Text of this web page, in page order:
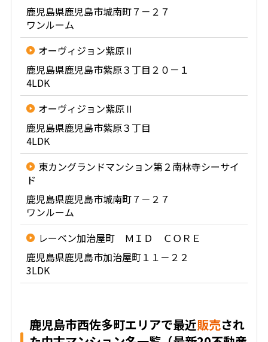
鹿児島県鹿児島市城南町７－２７
ワンルーム
オーヴィジョン紫原Ⅱ
鹿児島県鹿児島市紫原３丁目２０－１
4LDK
オーヴィジョン紫原Ⅱ
鹿児島県鹿児島市紫原３丁目
4LDK
東カングランドマンション第２南林寺シーサイ
ド
鹿児島県鹿児島市城南町７－２７
ワンルーム
レーベン加治屋町 ＭＩＤ ＣＯＲＥ
鹿児島県鹿児島市加治屋町１１－２２
3LDK
鹿児島市西佐多町エリアで最近販売され